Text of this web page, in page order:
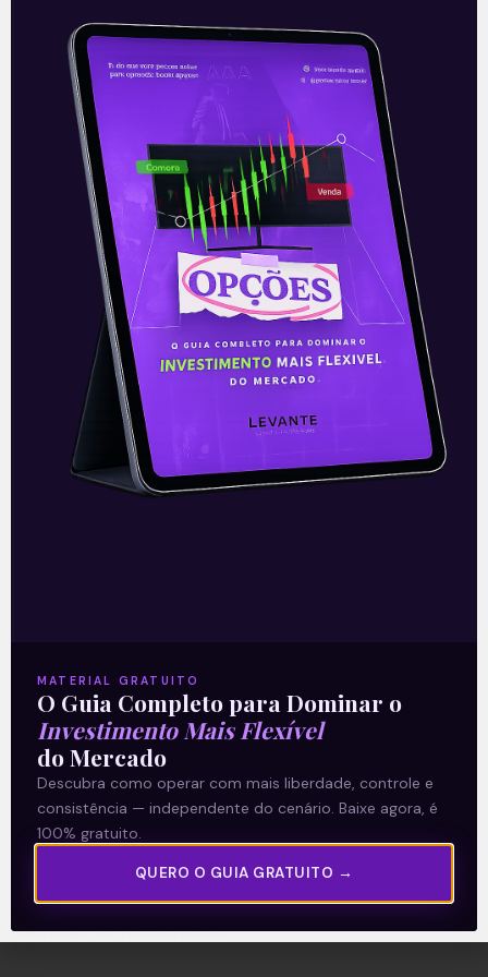
Sinqia (SQIA3): Resultado do
4T20
A Sinqia (SQIA3) reportou na noite de
quarta-feira (10) os resultados do último
trimestre de 2020. A empresa
apresentou um ótimo resultado, com
resultado operacional
Leia mais
11/03/2021
Termos e Condições
Política de Privacidade
Explore
Artigos
E Eu Com Isso?
Vídeos no Youtube
Manuais de Investimento
MATERIAL GRATUITO
O Guia Completo para Dominar o
Investimento Mais Flexível
do Mercado
Descubra como operar com mais liberdade, controle e
consistência — independente do cenário. Baixe agora, é
100% gratuito.
QUERO O GUIA GRATUITO →